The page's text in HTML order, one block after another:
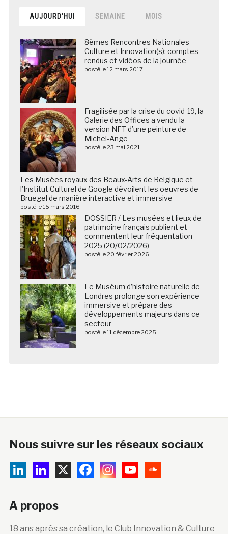
AUJOURD’HUI SEMAINE MOIS
8èmes Rencontres Nationales
Culture et Innovation(s): comptes-
rendus et vidéos de la journée
posté le 12 mars 2017
Fragilisée par la crise du covid-19, la
Galerie des Offices a vendu la
version NFT d’une peinture de
Michel-Ange
posté le 23 mai 2021
Les Musées royaux des Beaux-Arts de Belgique et
l’Institut Culturel de Google dévoilent les oeuvres de
Bruegel de manière interactive et immersive
posté le 15 mars 2016
DOSSIER / Les musées et lieux de
patrimoine français publient et
commentent leur fréquentation
2025 (20/02/2026)
posté le 20 février 2026
Le Muséum d’histoire naturelle de
Londres prolonge son expérience
immersive et prépare des
développements majeurs dans ce
secteur
posté le 11 décembre 2025
Nous suivre sur les réseaux sociaux
A propos
18 ans après sa création, le Club Innovation & Culture